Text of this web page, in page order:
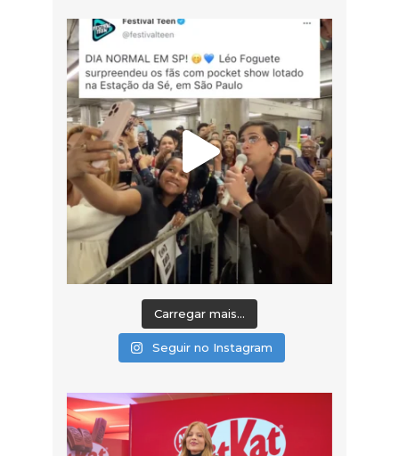
Carregar mais...
Seguir no Instagram